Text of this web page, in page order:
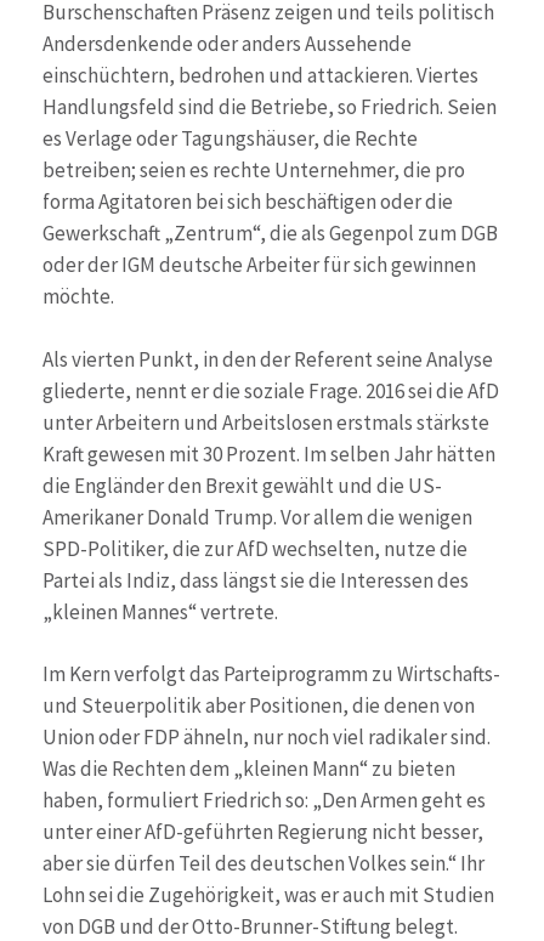
Burschenschaften Präsenz zeigen und teils politisch
Andersdenkende oder anders Aussehende
einschüchtern, bedrohen und attackieren. Viertes
Handlungsfeld sind die Betriebe, so Friedrich. Seien
es Verlage oder Tagungshäuser, die Rechte
betreiben; seien es rechte Unternehmer, die pro
forma Agitatoren bei sich beschäftigen oder die
Gewerkschaft „Zentrum“, die als Gegenpol zum DGB
oder der IGM deutsche Arbeiter für sich gewinnen
möchte.
Als vierten Punkt, in den der Referent seine Analyse
gliederte, nennt er die soziale Frage. 2016 sei die AfD
unter Arbeitern und Arbeitslosen erstmals stärkste
Kraft gewesen mit 30 Prozent. Im selben Jahr hätten
die Engländer den Brexit gewählt und die US-
Amerikaner Donald Trump. Vor allem die wenigen
SPD-Politiker, die zur AfD wechselten, nutze die
Partei als Indiz, dass längst sie die Interessen des
„kleinen Mannes“ vertrete.
Im Kern verfolgt das Parteiprogramm zu Wirtschafts-
und Steuerpolitik aber Positionen, die denen von
Union oder FDP ähneln, nur noch viel radikaler sind.
Was die Rechten dem „kleinen Mann“ zu bieten
haben, formuliert Friedrich so: „Den Armen geht es
unter einer AfD-geführten Regierung nicht besser,
aber sie dürfen Teil des deutschen Volkes sein.“ Ihr
Lohn sei die Zugehörigkeit, was er auch mit Studien
von DGB und der Otto-Brunner-Stiftung belegt.